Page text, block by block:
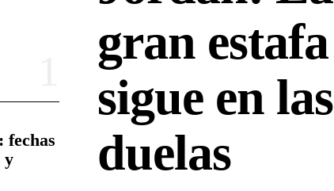
fechas
y
gran estafa
sigue en las
duelas